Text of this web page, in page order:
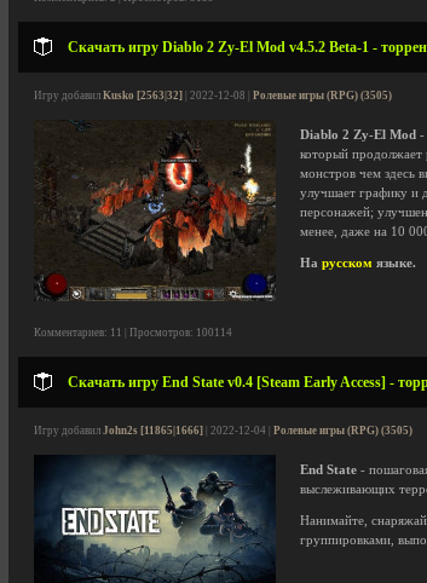
Скачать игру Diablo 2 Zy-El Mod v4.5.2 Beta-1 -
Игру добавил Kusko [2563|32] | 2022-12-08 | Ролевые игры (RPG) (3505)
Diablo 2 Zy-El Mod -
который продолжает
монстров чем здесь
улучшает графику и
персонажей;
менее, даже на 10
На русском языке.
Комментариев: 11 | Просмотров: 100114
Скачать игру End State v0.4 [Steam Early Access] -
Игру добавил John2s [11865|1666] | 2022-12-04 | Ролевые игры (RPG) (3505)
End State -
выслеживающих
Нанимайте,
группировками,